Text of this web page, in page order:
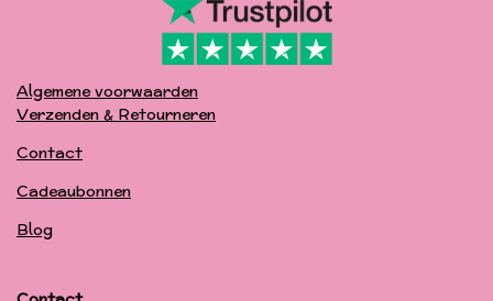
Algemene voorwaarden
Verzenden & Retourneren
Contact
Cadeaubonnen
Blog